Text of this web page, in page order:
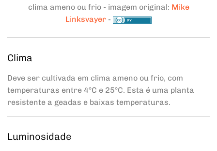
clima ameno ou frio - imagem original: Mike
Linksvayer -
Clima
Deve ser cultivada em clima ameno ou frio, com
temperaturas entre 4°C e 25°C. Esta é uma planta
resistente a geadas e baixas temperaturas.
Luminosidade